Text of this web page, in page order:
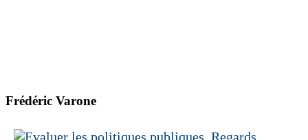
Frédéric Varone